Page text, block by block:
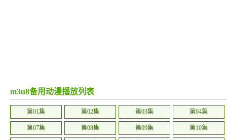
m3u8备用动漫播放列表
第01集 第02集 第03集 第04集
第07集 第08集 第09集 第10集